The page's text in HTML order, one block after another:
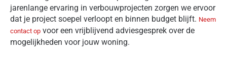
jarenlange ervaring in verbouwprojecten zorgen we ervoor
dat je project soepel verloopt en binnen budget blijft. Neem
contact op voor een vrijblijvend adviesgesprek over de
mogelijkheden voor jouw woning.